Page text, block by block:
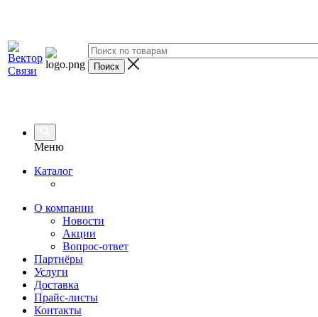
Меню
Каталог
О компании
Новости
Акции
Вопрос-ответ
Партнёры
Услуги
Доставка
Прайс-листы
Контакты